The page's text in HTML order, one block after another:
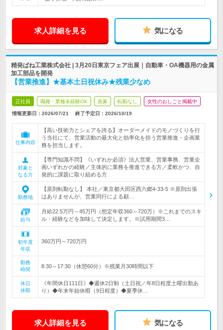
求人詳細を見る 気になる
精発ばね工業株式会社 | 3月20日東京フェア出展｜自動車・OA機器用の金属
加工部品を開発
【営業推進】★基本土日祝休み★残業少なめ
正社員 職種・業種未経験OK 急募 転勤なし 女性のおしごと掲載中
情報更新日：2026/07/21 終了予定日： 2026/10/19
仕事内容
【高い技術力とシェアを誇る】オーダーメイドのモノづくりを行
う当社にて、営業活動の最大化と効率化を担う営業推進・企画業
務を担当します。
対象と
なる方
【専門知識不問】《いずれか必須》法人営業、営業事務、営業企
画いずれかの経験／主体的に業務を推進できる方／柔軟かつ、自
発的に課題に取り組める方
勤務地
【原則転勤なし】 本社／東京都大田区西六郷4-33-5 ※原則出張
はありませんが、営業同行による顧…
給与
月給22.5万円～45万円（想定年収360～720万）※これまでのスキ
ル・経験などを加味して決定します。※試用期間3…
初年度
年収
360万円～720万円
勤務
時間
8:30～17:30（休憩60分）※残業月30時間以下
休日
休暇
《年間休日111日》◆週休2日制（土日祝／年8日程度土曜出勤あ
り）◆年末年始休暇（9日程度）◆夏季休…
求人詳細を見る 気になる